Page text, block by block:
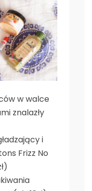
w walce
znalazły
i
Frizz No